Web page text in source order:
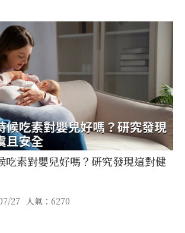
吃素對嬰兒好嗎？研究發現這對健
27 人氣：6270